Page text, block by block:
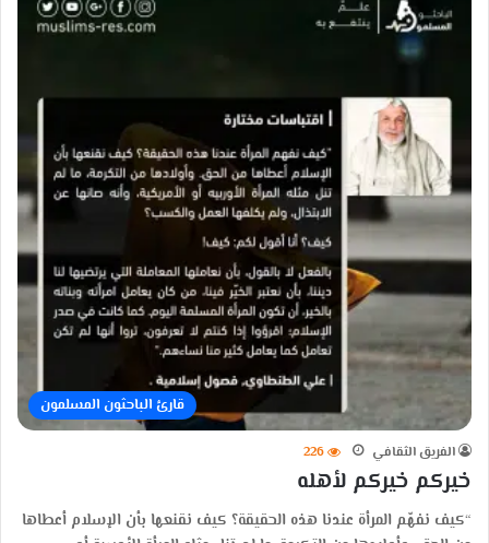
قارئ الباحثون المسلمون
الفريق الثقافي 226
خيركم خيركم لأهله
“كيف نفهّم المرأة عندنا هذه الحقيقة؟ كيف نقنعها بأن الإسلام أعطاها